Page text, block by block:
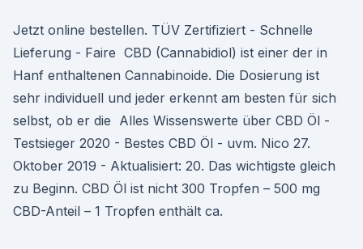
Jetzt online bestellen. TÜV Zertifiziert - Schnelle
Lieferung - Faire CBD (Cannabidiol) ist einer der in
Hanf enthaltenen Cannabinoide. Die Dosierung ist
sehr individuell und jeder erkennt am besten für sich
selbst, ob er die Alles Wissenswerte über CBD Öl -
Testsieger 2020 - Bestes CBD Öl - uvm. Nico 27.
Oktober 2019 - Aktualisiert: 20. Das wichtigste gleich
zu Beginn. CBD Öl ist nicht 300 Tropfen – 500 mg
CBD-Anteil – 1 Tropfen enthält ca.